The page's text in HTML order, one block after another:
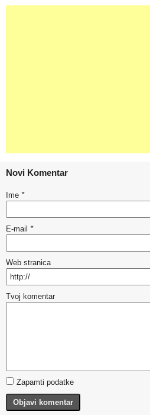
Novi Komentar
Ime *
E-mail *
Web stranica
Tvoj komentar
Zapamti podatke
Objavi komentar